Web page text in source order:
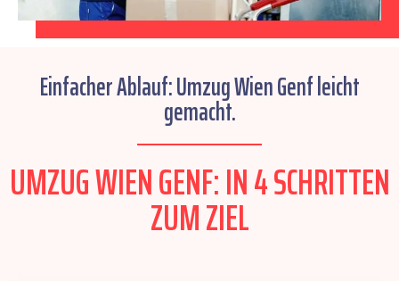
Einfacher Ablauf: Umzug Wien Genf leicht
gemacht.
UMZUG WIEN GENF: IN 4 SCHRITTEN
ZUM ZIEL